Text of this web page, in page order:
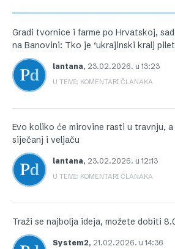
Gradi tvornice i farme po Hrvatskoj,
na Banovini: Tko je ‘ukrajinski kralj
lantana, 23.02.2026. u 13:23
U TEMI: KOMENTARI ČLANAKA
Evo koliko će mirovine rasti u travnju,
siječanj i veljaču
lantana, 23.02.2026. u 12:13
U TEMI: KOMENTARI ČLANAKA
Traži se najbolja ideja, možete dobiti
System2, 21.02.2026. u 14:36